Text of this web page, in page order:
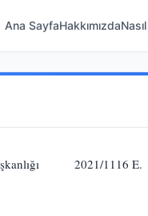
Ana SayfaHakkımızda
2021/1116 E.